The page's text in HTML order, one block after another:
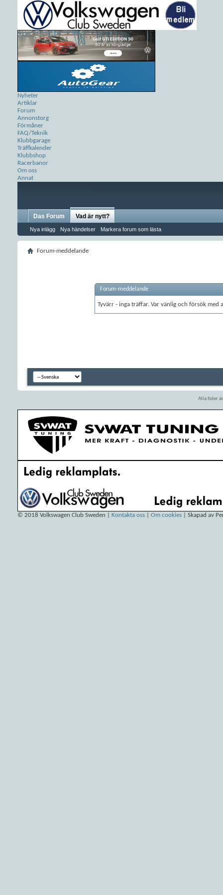
Nyheter
Artiklar
Forum
Annonstorg
Förmåner
FAQ/Teknik
Klubbgarage
Träffkalender
Klubbshop
Racerbanor
Om oss
Annat
Das Forum Vad är nytt?
Nya inlägg Nya händelser Markera forum som lästa
Forum-meddelande
Forum-meddelande
Tyvärr - inga träffar. Var vänlig och försök med
Alla tider
© 2018 Volkswagen Club Sweden Kontakta oss Om cookies | Skapad av